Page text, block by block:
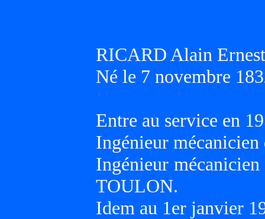
RICARD Alain Ernest
Né le 7 novembre
Entre au service en
Ingénieur mécanicien
Ingénieur
TOULON.
Idem au 1er janvier